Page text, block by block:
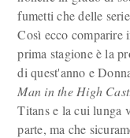
fumetti che delle
Così ecco comparire
prima stagione è la
di quest'anno e
Man in the High
Titans e la cui lunga
parte, ma che